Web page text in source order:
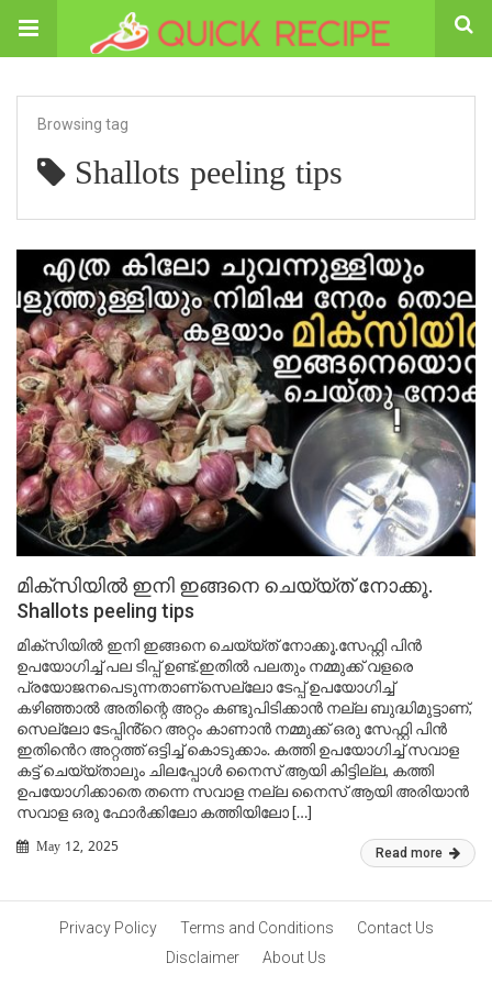
Browsing tag
Shallots peeling tips
മിക്സിയിൽ ഇനി ഇങ്ങനെ ചെയ്യ്ത് നോക്കൂ.
Shallots peeling tips
മിക്സിയിൽ ഇനി ഇങ്ങനെ ചെയ്യ്ത് നോക്കൂ.സേഫ്റ്റി പിൻ
ഉപയോഗിച്ച് പല ടിപ്പ് ഉണ്ട്.ഇതിൽ പലതും നമ്മുക്ക് വളരെ
പ്രയോജനപെടുന്നതാണ്സെല്ലോ ടേപ്പ് ഉപയോഗിച്ച്
കഴിഞ്ഞാൽ അതിന്റെ അറ്റം കണ്ടുപിടിക്കാൻ നല്ല ബുദ്ധിമുട്ടാണ്,
സെല്ലോ ടേപ്പിൻ്റെ അറ്റം കാണാൻ നമ്മുക്ക് ഒരു സേഫ്റ്റി പിൻ
ഇതിൻെറ അറ്റത്ത് ഒട്ടിച്ച് കൊടുക്കാം. കത്തി ഉപയോഗിച്ച് സവാള
കട്ട് ചെയ്യ്താലും ചിലപ്പോൾ നൈസ് ആയി കിട്ടില്ല, കത്തി
ഉപയോഗിക്കാതെ തന്നെ സവാള നല്ല നൈസ് ആയി അരിയാൻ
സവാള ഒരു ഫോർക്കിലോ കത്തിയിലോ […]
May 12, 2025 Read more
Privacy Policy Terms and Conditions
Contact Us
Disclaimer
About Us